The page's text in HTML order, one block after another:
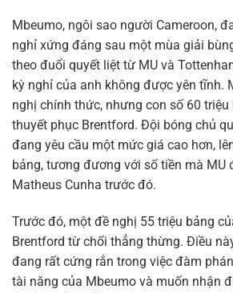
Mbeumo, ngôi sao người Cameroon,
nghỉ xứng đáng sau một mùa giải
theo đuổi quyết liệt từ MU và
kỳ nghỉ của anh không được yên tĩnh.
nghị chính thức, nhưng con số 60
thuyết phục Brentford. Đội bóng chủ
đang yêu cầu một mức giá cao hơn,
bảng, tương đương với số tiền mà MU
Matheus Cunha trước đó.
Trước đó, một đề nghị 55 triệu bảng
Brentford từ chối thẳng thừng. Điều
đang rất cứng rắn trong việc đàm
tài năng của Mbeumo và muốn nhận